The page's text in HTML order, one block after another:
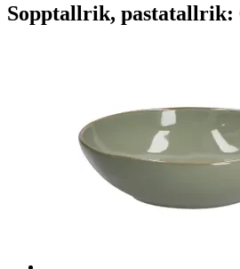
Sopptallrik,